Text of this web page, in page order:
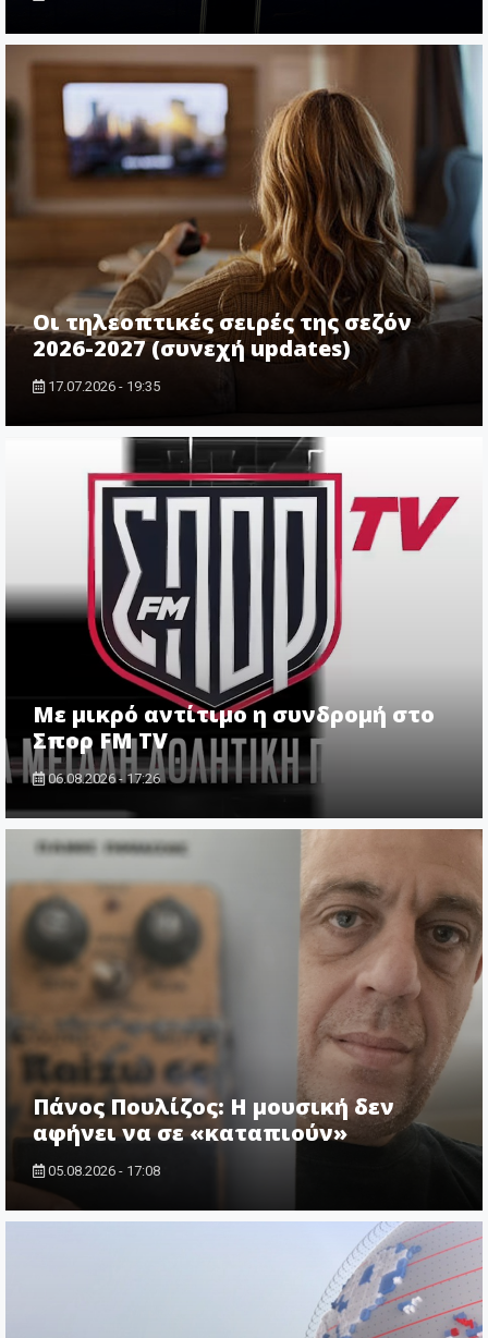
Οι τηλεοπτικές σειρές της σεζόν
2026-2027 (συνεχή updates)
17.07.2026 - 19:35
Με μικρό αντίτιμο η συνδρομή στο
Σπορ FM TV
06.08.2026 - 17:26
Πάνος Πουλίζος: Η μουσική δεν
αφήνει να σε «καταπιούν»
05.08.2026 - 17:08